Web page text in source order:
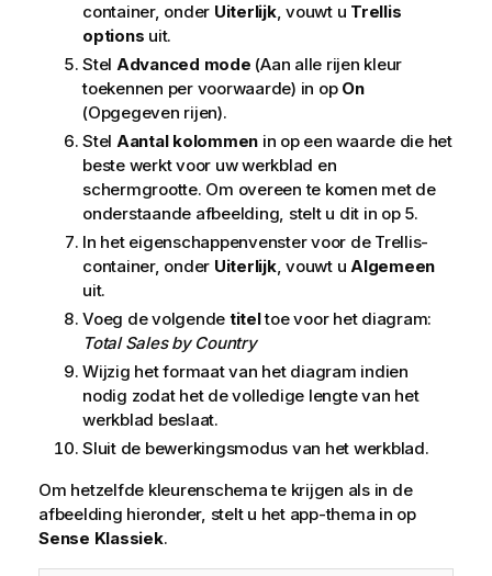
container, onder Uiterlijk, vouwt u Trellis
options uit.
Stel Advanced mode (Aan alle rijen kleur
toekennen per voorwaarde) in op On
(Opgegeven rijen).
Stel Aantal kolommen in op een waarde die het
beste werkt voor uw werkblad en
schermgrootte. Om overeen te komen met de
onderstaande afbeelding, stelt u dit in op 5.
In het eigenschappenvenster voor de Trellis-
container, onder Uiterlijk, vouwt u Algemeen
uit.
Voeg de volgende titeltoe voor het diagram:
Total Sales by Country
Wijzig het formaat van het diagram indien
nodig zodat het de volledige lengte van het
werkblad beslaat.
Sluit de bewerkingsmodus van het werkblad.
Om hetzelfde kleurenschema te krijgen als in de
afbeelding hieronder, stelt u het app-thema in op
Sense Klassiek.